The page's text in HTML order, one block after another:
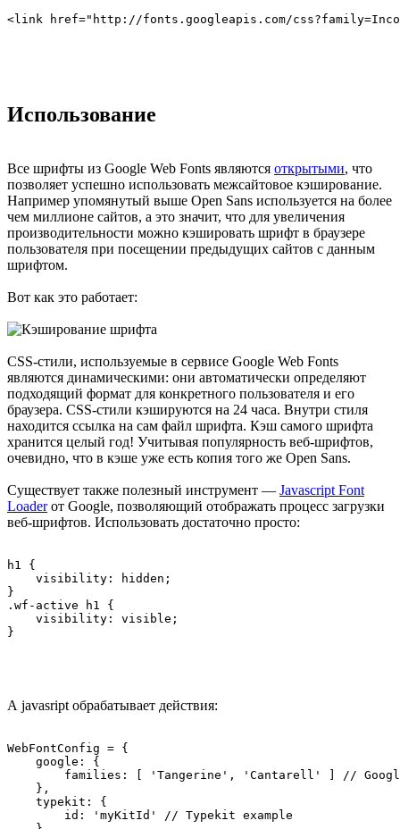
Использование
Все шрифты из Google Web Fonts являются открытыми, что
позволяет успешно использовать межсайтовое кэширование.
Например упомянутый выше Open Sans используется на более
чем миллионе сайтов, а это значит, что для увеличения
производительности можно кэшировать шрифт в браузере
пользователя при посещении предыдущих сайтов с данным
шрифтом.
Вот как это работает:
CSS-стили, используемые в сервисе Google Web Fonts
являются динамическими: они автоматически определяют
подходящий формат для конкретного пользователя и его
браузера. CSS-стили кэшируются на 24 часа. Внутри стиля
находится ссылка на сам файл шрифта. Кэш самого шрифта
хранится целый год! Учитывая популярность веб-шрифтов,
очевидно, что в кэше уже есть копия того же Open Sans.
Существует также полезный инструмент — Javascript Font
Loaderот Google, позволяющий отображать процесс загрузки
веб-шрифтов. Использовать достаточно просто:
h1 {
    visibility: hidden;
}
.wf-active h1 {
    visibility: visible;
А javasript обрабатывает действия:
WebFontConfig = {
    google: {
families: [ 'Tangerine', 'Cantarell' ] //
    },
    typekit: {
        id: 'myKitId' // Typekit example